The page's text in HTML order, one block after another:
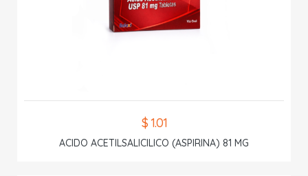
$ 1.01
ACIDO ACETILSALICILICO (ASPIRINA) 81 MG